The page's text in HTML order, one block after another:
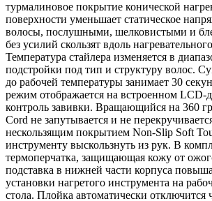
турмалиновое покрытие конической
поверхности уменьшает статическое
волосы, послушными, шелковистыми и
без усилий скользят вдоль
Температура стайлера изменяется в
подстройки под тип и структуру волос.
до рабочей температуры занимает 30
режим отображается на встроенном LCD-
контроль завивки. Вращающийся на 360
Cord не запутывается и не
нескользящим покрытием Non-Slip Soft
инструменту выскользнуть из рук. В
термоперчатка, защищающая кожу от
подставка в нижней части корпуса
установки нагретого инструмента на
стола. Плойка автоматически отключится